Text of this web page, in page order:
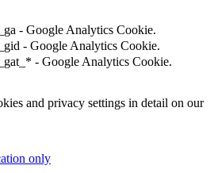
- Google Analytics Cookie.
- Google Analytics Cookie.
- Google Analytics Cookie.
and privacy settings in detail on our
only